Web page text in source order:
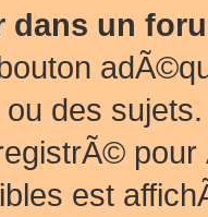
dans un
des
est